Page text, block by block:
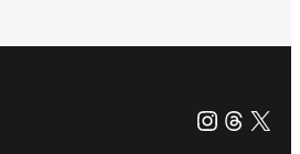
X（旧